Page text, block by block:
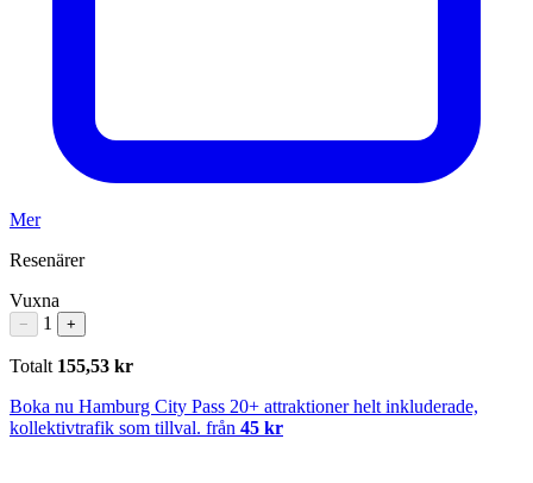
Mer
Resenärer
Vuxna
− 1 +
Totalt 155,53 kr
Boka nu Hamburg City Pass 20+ attraktioner helt inkluderade,
kollektivtrafik som tillval. från 45 kr